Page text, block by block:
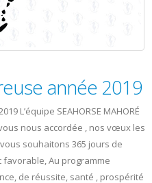
année 2019
L’équipe SEAHORSE MAHORÉ
nous accordée , nos vœux les
souhaitons 365 jours de
Au programme
de réussite, santé , prospérité